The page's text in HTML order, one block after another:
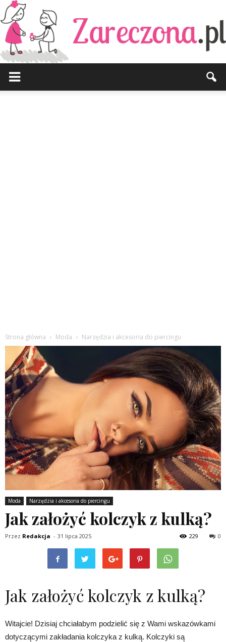
Strona główna Moda Narzędzia i akcesoria do piercingu
Moda Narzędzia i akcesoria do piercingu
Jak założyć kolczyk z kulką?
Przez Redakcja - 31 lipca 2025 0
229
Jak założyć kolczyk z kulką?
Witajcie! Dzisiaj chciałabym podzielić się z Wami wskazówkami
dotyczącymi zakładania kolczyka z kulką. Kolczyki są